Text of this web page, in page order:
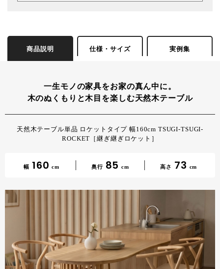
商品説明 仕様・サイズ 実例集
一生モノの家具をお家の真ん中に。
木のぬくもりと木目を楽しむ天然木テーブル
天然木テーブル単品 ロケットタイプ 幅160cm TSUGI-TSUGI-
ROCKET［継ぎ継ぎロケット］
幅 160 cm 奥行 85 cm 高さ 73 cm